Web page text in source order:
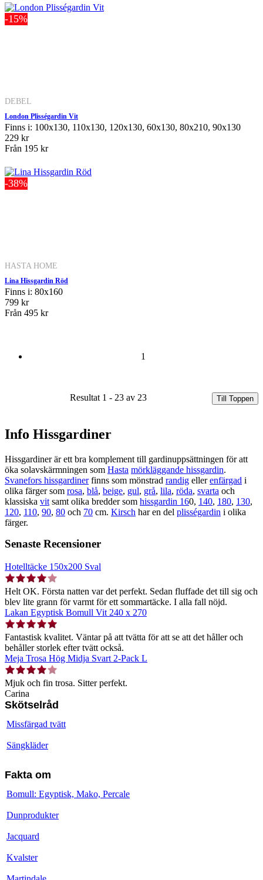
-15%
DEBEL
London Plisségardin Vit
Finns i: 100x130, 110x130, 120x130, 60x130, 80x210, 90x130
229 kr
Från 195 kr
-38%
HASTA HOME
Lina Hissgardin Röd
Finns i: 80x160
799 kr
Från 495 kr
1
Resultat 1 - 23 av 23 Till Toppen
Info Hissgardiner
Hissgardiner är ett bra komplement till gardinuppsättningen för att
öka solavskärmningen som Hasta mörkläggande hissgardin.
Svanefors hissgardinerfinns som mönstrad randig ellerenfärgad i
olika färger som rosa, blå, beige, gul, grå, lila, röda, svarta och
klassiska vit samt olika bredder som hissgardin 160, 140, 180, 130,
120, 110, 90, 80 och 70 cm. Kirsch har en del plisségardin i olika
färger.
Senaste Recensioner
Hotelltäcke 150x200 Sval
Helt OK. Första natten var det perfekt. Sedan fluffade det till sig och
blev lite grann för varmt för ett sommartäcke. I alla fall nöjd.
Lakan Egyptisk Bomull Vit 240 x 270
Fantastisk kvalitet. Väntar på att tvätta för att se att det håller och
behåller storlek efter tvätt också.
Meja Trosa Hög Midja Svart 2-Pack L
Mjuk och fin trosa. Sitter perfekt.
Carina
Skötselråd
Missfärgad tvätt
Sängkläder
Fakta om
Bomull: Egyptisk, Mako, Percale
Dunprodukter
Jacquard
Kvalster